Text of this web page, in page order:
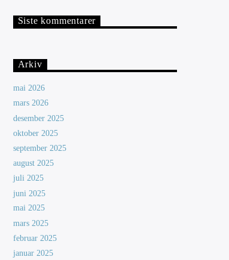
Siste kommentarer
Arkiv
mai 2026
mars 2026
desember 2025
oktober 2025
september 2025
august 2025
juli 2025
juni 2025
mai 2025
mars 2025
februar 2025
januar 2025